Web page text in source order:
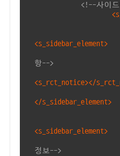
<!--사이
<s_sidebar_element>
항-->
<s_rct_notice></
</s_sidebar_element>
<s_sidebar_element>
정보-->